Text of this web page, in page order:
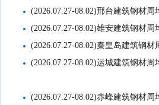
(2026.07.27-08.02)邢台建筑钢材周
(2026.07.27-08.02)雄安建筑钢材周
(2026.07.27-08.02)秦皇岛建筑钢材
(2026.07.27-08.02)运城建筑钢材周
(2026.07.27-08.02)赤峰建筑钢材周